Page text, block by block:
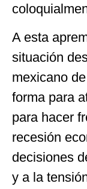
A esta
situación
mexicano
forma para
para hacer
recesión
decisiones
y a la